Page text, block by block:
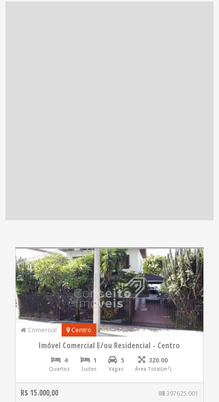
Comercial Centro
Imóvel Comercial E/ou Residencial - Centro
4
Quartos
1
Suites
5
Vagas
320.00
Área Total(m²)
R$ 15.000,00 397625.001